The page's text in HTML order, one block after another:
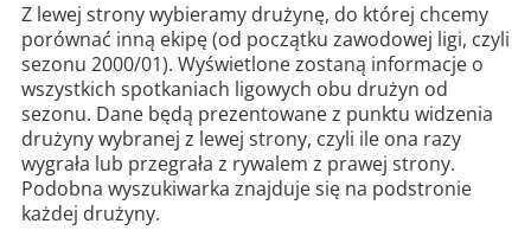
Z lewej strony wybieramy drużynę, do której chcemy
porównać inną ekipę (od początku zawodowej ligi, czyli
sezonu 2000/01). Wyświetlone zostaną informacje o
wszystkich spotkaniach ligowych obu drużyn od
sezonu. Dane będą prezentowane z punktu widzenia
drużyny wybranej z lewej strony, czyli ile ona razy
wygrała lub przegrała z rywalem z prawej strony.
Podobna wyszukiwarka znajduje się na podstronie
każdej drużyny.